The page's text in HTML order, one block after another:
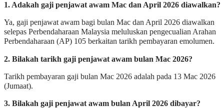
1. Adakah gaji penjawat awam Mac dan April 2026 diawalkan?
Ya, gaji penjawat awam bagi bulan Mac dan April 2026 diawalkan
selepas Perbendaharaan Malaysia meluluskan pengecualian Arahan
Perbendaharaan (AP) 105 berkaitan tarikh pembayaran emolumen.
2. Bilakah tarikh gaji penjawat awam bulan Mac 2026?
Tarikh pembayaran gaji bulan Mac 2026 adalah pada 13 Mac 2026
(Jumaat).
3. Bilakah gaji penjawat awam bulan April 2026 dibayar?